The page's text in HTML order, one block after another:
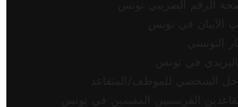
الرقم الضريبي تونس
الآيبان في تونس
التونسي
في تونس
الشخصي للموظف/المتقاعد
الفرنسيين المقيمين في تونس